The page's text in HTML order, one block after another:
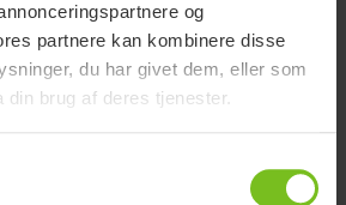
og
partnere kan kombinere disse
du har givet dem, eller som
din brug af deres tjenester.
toiletrutiner og udvikling af
forbedrer betydeligt
en følelse af værdighed og
Det er afgørende at
og at omsorgen er så ligetil
og funktionelle toilet-